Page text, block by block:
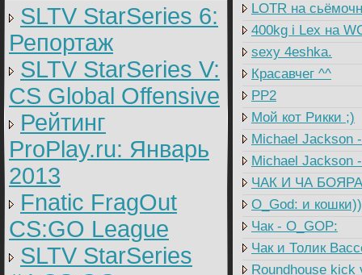
SLTV StarSeries 6:
Репортаж
SLTV StarSeries V:
CS Global Offensive
Рейтинг
ProPlay.ru: Январь
2013
Fnatic FragOut
CS:GO League
SLTV StarSeries
LOTR на
400kg i Lex на
sexy 4eshka.
Красавчег ^^
PP2
Мой кот Рикки ;)
Michael Jackson
Michael Jackson
ЧАК И ЧА БОЯРА
O_God: и
Чак - O_GOP:
Чак и Толик
Roundhouse kick